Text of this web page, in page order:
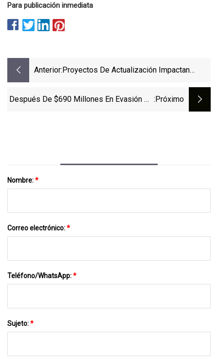
Para publicación inmediata
Anterior: Proyectos De Actualización Impactan
Después De $690 Millones En Evasión De :próximo
Nombre:*
Correo electrónico:*
Teléfono/WhatsApp:*
Sujeto:*